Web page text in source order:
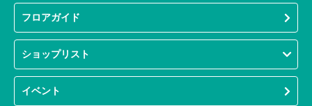
フロアガイド
ショップリスト
イベント